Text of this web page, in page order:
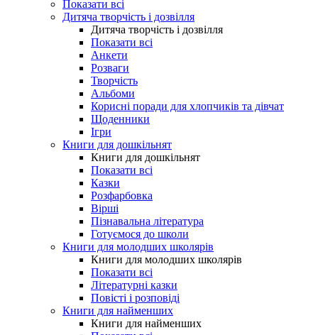
Показати всі
Дитяча творчість і дозвілля
Дитяча творчість і дозвілля
Показати всі
Анкети
Розваги
Творчість
Альбоми
Корисні поради для хлопчиків та дівчат
Щоденники
Ігри
Книги для дошкільнят
Книги для дошкільнят
Показати всі
Казки
Розфарбовка
Вірші
Пізнавальна література
Готуємося до школи
Книги для молодших школярів
Книги для молодших школярів
Показати всі
Літературні казки
Повісті і розповіді
Книги для найменших
Книги для найменших